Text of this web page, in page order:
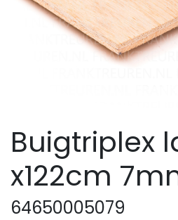
Buigtriplex
x122cm
64650005079